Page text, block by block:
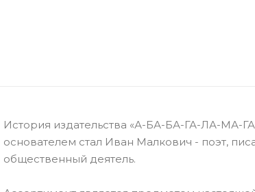
История издательства «А-БА-БА-ГА-ЛА-МА-
основателем стал Иван Малкович - поэт,
общественный деятель.